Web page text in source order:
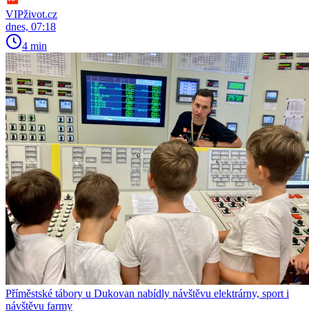
VIPživot.cz
dnes, 07:18
4 min
Příměstské tábory u Dukovan nabídly návštěvu elektrárny, sport i
návštěvu farmy